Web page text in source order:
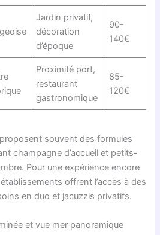
Jardin privatif,
décoration
d’époque
90-
140€
Proximité port,
restaurant
gastronomique
85-
120€
proposent souvent des formules
champagne d’accueil et petits-
Pour une expérience encore
offrent l’accès à des
en duo et jacuzzis privatifs.
et vue mer panoramique